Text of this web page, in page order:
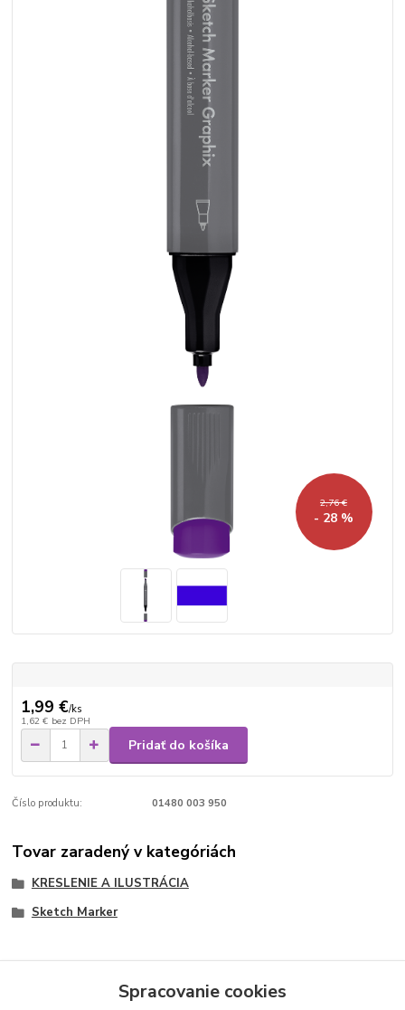
2,76 €
- 28 %
1,99 €/ks
1,62 € bez DPH
Pridať do košíka
Číslo produktu: 01480 003 950
Tovar zaradený v kategóriách
KRESLENIE A ILUSTRÁCIA
Sketch Marker
Spracovanie cookies